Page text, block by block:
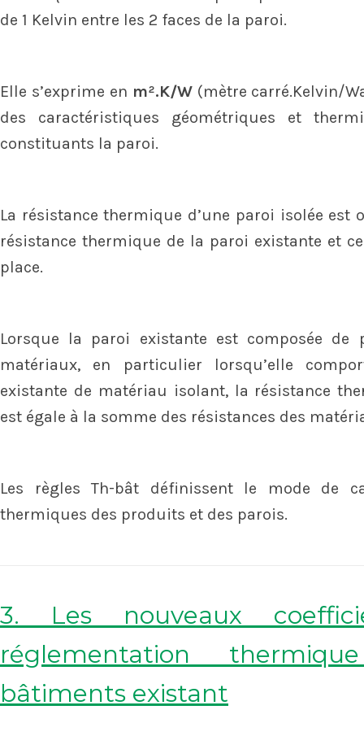
de 1 Kelvin entre les 2 faces de la paroi.
Elle s’exprime en m².K/W(mètre carré.Kelvin/
des caractéristiques géométriques et
constituants la paroi.
La résistance thermique d’une paroi isolée est
résistance thermique de la paroi existante et
place.
Lorsque la paroi existante est composée de
matériaux, en particulier lorsqu’elle
existante de matériau isolant, la résistance
est égale à la somme des résistances des
Les règles Th-bât définissent le mode de
thermiques des produits et des parois.
3. Les nouveaux
réglementation
bâtiments existant